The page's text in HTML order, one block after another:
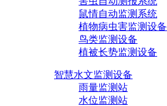
鼠情自动监测系统
植物病虫害监测设备
鸟类监测设备
植被长势监测设备
智慧水文监测设备
雨量监测站
水位监测站